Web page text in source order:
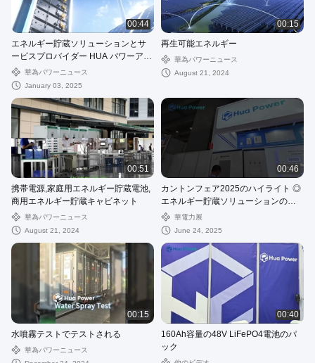
00:44
エネルギー貯蔵ソリューションとサ
ービスプロバイダー HUA パワーアウ
トドア オールインワンキャビネット
ESS
華為パワーニュース
January 03, 2025
00:15
再生可能エネルギー
華為パワーニュース
August 21, 2024
00:51
携帯電源,家庭用エネルギー貯蔵電池,
商用エネルギー貯蔵キャビネット
華為パワーニュース
August 21, 2024
00:46
カントンフェア2025のハイライト ◎
エネルギー貯蔵ソリューションの要
約
華電力展
June 24, 2025
00:15
水噴霧テストでテストされる
華為パワーニュース
00:40
160Ah容量の48V LiFePO4電池のパ
ック